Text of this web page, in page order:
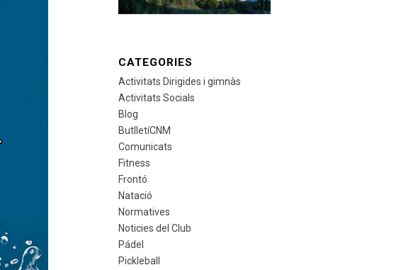
CATEGORIES
Activitats Dirigides i gimnàs
Activitats Socials
Blog
ButlletíCNM
Comunicats
Fitness
Frontó
Natació
Normatives
Noticies del Club
Pádel
Pickleball